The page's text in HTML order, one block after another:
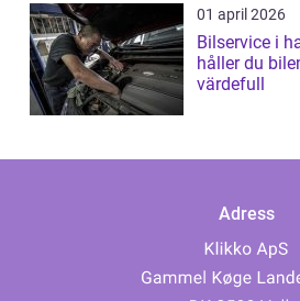
01 april 2026
Bilservice i
håller du
värdefull
Adress